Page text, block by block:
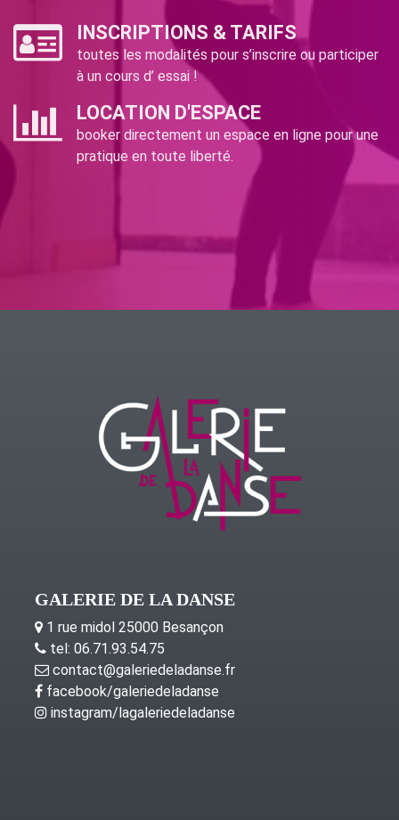
INSCRIPTIONS & TARIFS
toutes les modalités pour s’inscrire ou participer
à un cours d’ essai !
LOCATION D'ESPACE
booker directement un espace en ligne pour une
pratique en toute liberté.
GALERIE DE LA DANSE
1 rue midol 25000 Besançon
tel: 06.71.93.54.75
contact@galeriedeladanse.fr
facebook/galeriedeladanse
instagram/lagaleriedeladanse